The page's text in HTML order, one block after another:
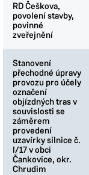
RD Češkova,
povolení stavby,
povinné
zveřejnění
Stanovení
přechodné úpravy
provozu pro účely
označení
objízdných tras v
souvislosti se
záměrem
provedení
uzavírky silnice č.
I/17 v obci
Čankovice, okr.
Chrudim
RD Češkova,
povolení stavby,
povinné
zveřejnění
Stanovení
přechodné úpravy
provozu pro účely
označení
objízdných tras v
souvislosti se
záměrem
provedení
uzavírky silnice č.
I/17 v obci
Čankovice, okr.
Chrudim